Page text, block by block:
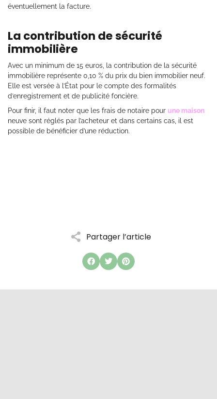
Partager l’article
éventuellement la facture.
La contribution de sécurité
immobilière
Avec un minimum de 15 euros, la contribution de la sécurité
immobilière représente 0,10 % du prix du bien immobilier neuf.
Elle est versée à l’État pour le compte des formalités
d’enregistrement et de publicité foncière.
Pour finir, il faut noter que les frais de notaire pour une maison
neuve sont réglés par l’acheteur et dans certains cas, il est
possible de bénéficier d’une réduction.